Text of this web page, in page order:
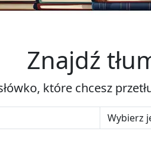
Znajdź
które chcesz